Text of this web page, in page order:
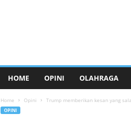
HOME OPINI OLAHRAGA
Home Opini Trump memberikan kesan yang
OPINI